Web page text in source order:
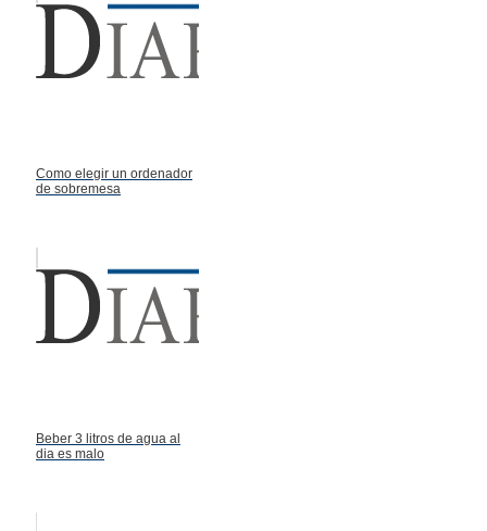
Como elegir un ordenador
de sobremesa
Beber 3 litros de agua al
dia es malo